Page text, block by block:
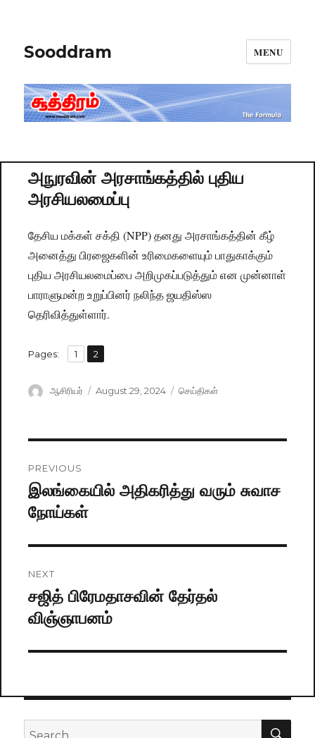
Sooddram MENU
அநுரவின் அரசாங்கத்தில் புதிய
அரசியலமைப்பு
தேசிய மக்கள் சக்தி (NPP) தனது அரசாங்கத்தின் கீழ்
அனைத்து பிரஜைகளின் உரிமைகளையும் பாதுகாக்கும்
புதிய அரசியலமைப்பை அறிமுகப்படுத்தும் என முன்னாள்
பாராளுமன்ற உறுப்பினர் நலிந்த ஜயதிஸ்ஸ
தெரிவித்துள்ளார்.
Pages: Page
1 ,
Page
2
Author
ஆசிரியர்
Posted
August 29, 2024 Categories
செய்திகள்
navigation
PREVIOUS
Previous
post:
இலங்கையில் அதிகரித்து வரும் சுவாச
நோய்கள்
NEXT
Next
post:
சஜித் பிரேமதாசவின் தேர்தல்
விஞ்ஞாபனம்
Search